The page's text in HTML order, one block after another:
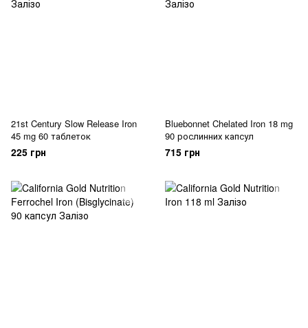
21st Century Slow Release Iron
45 mg 60 таблеток
225 грн
Bluebonnet Chelated Iron 18 mg
90 рослинних капсул
715 грн